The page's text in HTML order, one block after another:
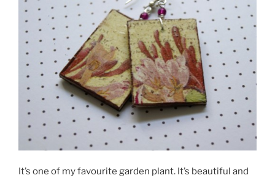
It’s one of my favourite garden plant. It’s beautiful and